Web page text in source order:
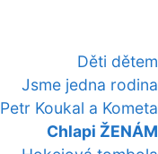
Děti dětem
Jsme jedna rodina
Petr Koukal a Kometa
Chlapi ŽENÁM